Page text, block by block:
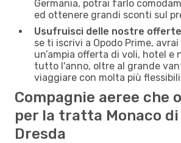
Germania, potrai farlo
ed ottenere grandi sconti sul
Usufruisci delle nostre offerte
se ti iscrivi a Opodo Prime, avrai
un’ampia offerta di voli, hotel e
tutto l'anno, oltre al grande
viaggiare con molta più
Compagnie aeree che
per la tratta Monaco
Dresda